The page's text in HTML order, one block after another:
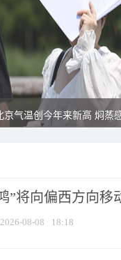
京气温创今年来新高 焖蒸
”将向偏西方向移
2026-08-08 18:18